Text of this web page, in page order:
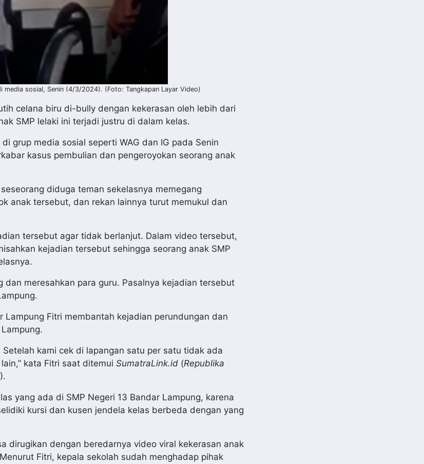
media sosial, Senin (4/3/2024). (Foto: Tangkapan Layar Video)
celana biru di-bully dengan kekerasan oleh lebih dari
SMP lelaki ini terjadi justru di dalam kelas.
grup media sosial seperti WAG dan IG pada Senin
kasus pembulian dan pengeroyokan seorang anak
diduga teman sekelasnya memegang
anak tersebut, dan rekan lainnya turut memukul dan
tersebut agar tidak berlanjut. Dalam video tersebut,
kejadian tersebut sehingga seorang anak SMP
meresahkan para guru. Pasalnya kejadian tersebut
Lampung Fitri membantah kejadian perundungan dan
kami cek di lapangan satu per satu tidak ada
kata Fitri saat ditemui SumatraLink.id (Republika
yang ada di SMP Negeri 13 Bandar Lampung, karena
kursi dan kusen jendela kelas berbeda dengan yang
dirugikan dengan beredarnya video viral kekerasan anak
Fitri, kepala sekolah sudah menghadap pihak